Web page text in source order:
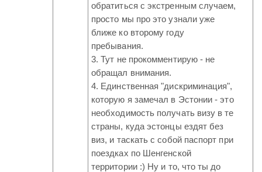
обратиться с экстренным случаем,
просто мы про это узнали уже
ближе ко второму году
пребывания.
3. Тут не прокомментирую - не
обращал внимания.
4. Единственная "дискриминация",
которую я замечал в Эстонии - это
необходимость получать визу в те
страны, куда эстонцы ездят без
виз, и таскать с собой паспорт при
поездках по Шенгенской
территории :) Ну и то, что ты до